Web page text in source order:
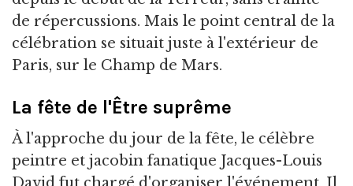
de répercussions. Mais le point central de la
célébration se situait juste à l'extérieur de
Paris, sur le Champ de Mars.
La fête de l'Être suprême
À l'approche du jour de la fête, le célèbre
peintre et jacobin fanatique Jacques-Louis